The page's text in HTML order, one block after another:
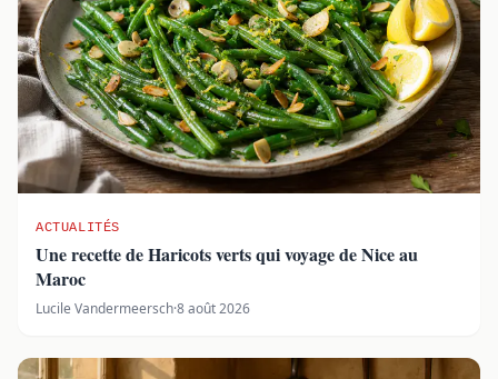
ACTUALITÉS
Une recette de Haricots verts qui voyage de Nice au
Maroc
Lucile Vandermeersch·8 août 2026